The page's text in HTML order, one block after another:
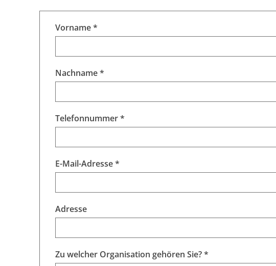
Vorname *
Nachname *
Telefonnummer *
E-Mail-Adresse *
Adresse
Zu welcher Organisation gehören Sie? *